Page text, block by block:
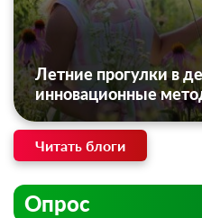
Летние прогулки в
инновационные
Читать блоги
Опрос